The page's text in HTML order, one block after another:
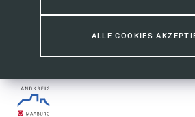
ALLE COOKIES